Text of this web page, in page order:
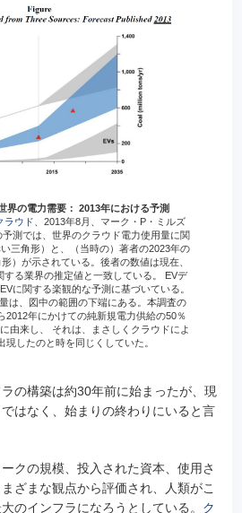
界の電力需要： 2013年における予測
ラウド
、2013年8月、マーク・P・ミルズ
測では、世界のクラウド電力使用量に関
三角形）と、（当時の）著者の2023年の
）が示されている。後者の数値は現在、
する業界の推定値と一致している。 EVデ
に関する楽観的な予測に基づいている。
は、図中の範囲の下端にある。本調査の
2012年にかけての純新規電力供給の50％
由来し、 それは、まさしくクラウドによ
現したのと時を同じくしていた。
の構築は約30年前に始まったが、現
はなく、始まりの終わりにいると言
クの規模、投入された資本、使用さ
ざまな観点から評価され、人類がこ
のインフラになろうとしている。 ク